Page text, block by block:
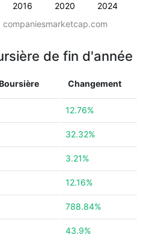
2016 2020 2024
companiesmarketcap.com
de fin d'année
Changement
12.76%
32.32%
3.21%
12.16%
788.84%
43.9%